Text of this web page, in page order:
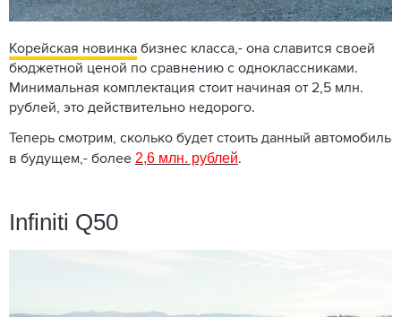
Корейская новинка бизнес класса,- она славится своей
бюджетной ценой по сравнению с одноклассниками.
Минимальная комплектация стоит начиная от 2,5 млн.
рублей, это действительно недорого.
Теперь смотрим, сколько будет стоить данный автомобиль
в будущем,- более 2,6 млн. рублей.
Infiniti Q50